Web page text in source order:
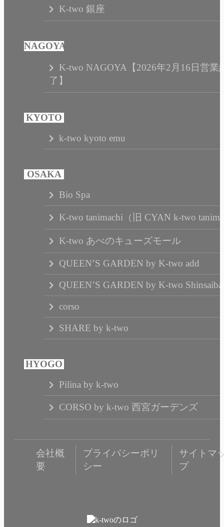
K-two 銀座
K-two NAGOYA【2026年2月16日営業
了】
k-two kyoto emu
Bio Spa
K-two tanimachi（旧 CYAN k-two
K-two あべのキューズモール
QUEEN’S GARDEN by K-two add
QUEEN’S GARDEN by K-two
corso
SHARE by k-two
Pilina by k-two
CORSO by k-two 西宮ガーデンズ
会社概
要
プライバシーポリ
シー
サイトマ
プ